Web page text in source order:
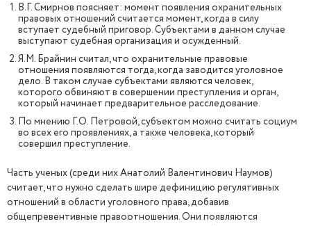
В.Г. Смирнов поясняет: момент появления охранительных
правовых отношений считается момент, когда в силу
вступает судебный приговор. Субъектами в данном случае
выступают судебная организация и осужденный.
Я.М. Брайнин считал, что охранительные правовые
отношения появляются тогда, когда заводится уголовное
дело. В таком случае субъектами являются человек,
которого обвиняют в совершении преступления и орган,
который начинает предварительное расследование.
По мнению Г.О. Петровой, субъектом можно считать социум
во всех его проявлениях, а также человека, который
совершил преступление.
Часть ученых (среди них Анатолий Валентинович Наумов)
считает, что нужно сделать шире дефиницию регулятивных
отношений в области уголовного права, добавив
общепревентивные правоотношения. Они появляются